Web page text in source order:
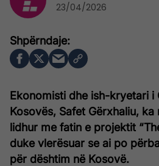
Ekonomisti dhe ish-kryetari i
Kosovës, Safet Gërxhaliu, ka
lidhur me fatin e projektit
duke vlerësuar se ai po
për dështim në Kosovë.
23/04/2026